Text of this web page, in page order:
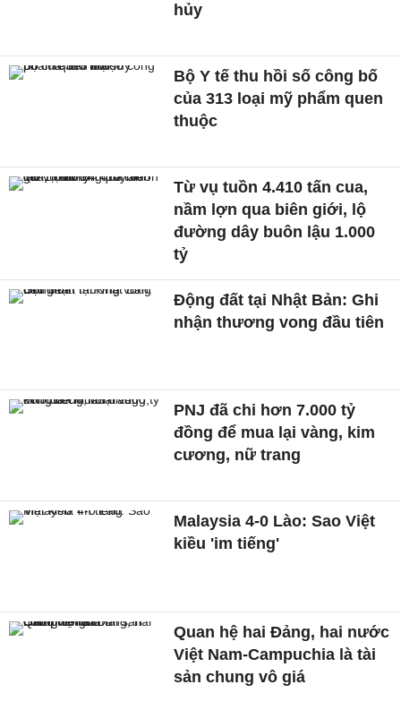
hủy
Bộ Y tế thu hồi số công bố
của 313 loại mỹ phẩm quen
thuộc
Từ vụ tuồn 4.410 tấn cua,
nầm lợn qua biên giới, lộ
đường dây buôn lậu 1.000
tỷ
Động đất tại Nhật Bản: Ghi
nhận thương vong đầu tiên
PNJ đã chi hơn 7.000 tỷ
đồng để mua lại vàng, kim
cương, nữ trang
Malaysia 4-0 Lào: Sao Việt
kiều 'im tiếng'
Quan hệ hai Đảng, hai nước
Việt Nam-Campuchia là tài
sản chung vô giá ​